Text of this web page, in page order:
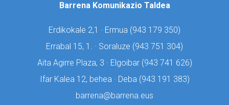
Barrena Komunikazio Taldea
Erdikokale 2,1 · Ermua (943 179 350)
Errabal 15, 1. · Soraluze (943 751 304)
Aita Agirre Plaza, 3 · Elgoibar (943 741 626)
Ifar Kalea 12, behea · Deba (943 191 383)
barrena@barrena.eus